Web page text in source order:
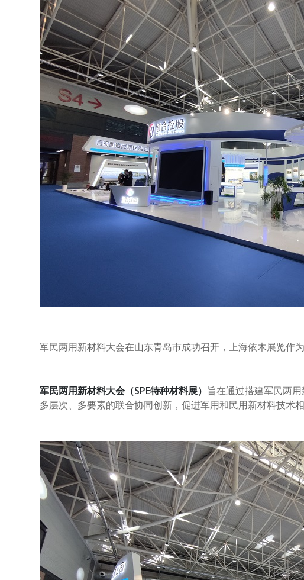
军民两用新材料大会在山东青岛市成功召开，上海依木展览作
军民两用新材料大会 （SPE特种材料展） 旨在通过搭建军民两
多层次、多要素的联合协同创新，促进军用和民用新材料技术